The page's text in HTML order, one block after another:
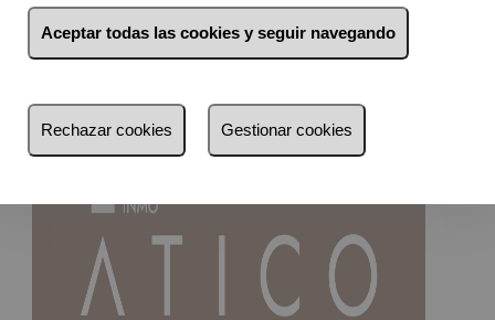
RABADEIRA
Aceptar todas las cookies y seguir navegando
Rechazar cookies Gestionar cookies